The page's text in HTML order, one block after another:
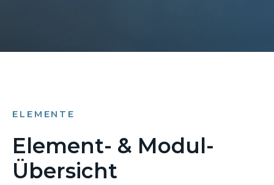
ELEMENTE
Element- & Modul-
Übersicht